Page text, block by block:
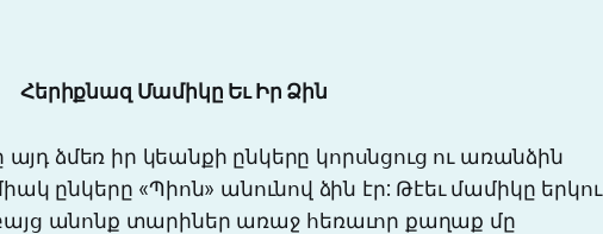
Հերիքնազ Մամիկը Եւ Իր Ձին
ձմեռ իր կեանքի ընկերը կորսնցուց ու առանձին
ընկերը «Պիոն» անունով ձին էր: Թէեւ մամիկը երկու
բայց անոնք տարիներ առաջ հեռաւոր քաղաք մը